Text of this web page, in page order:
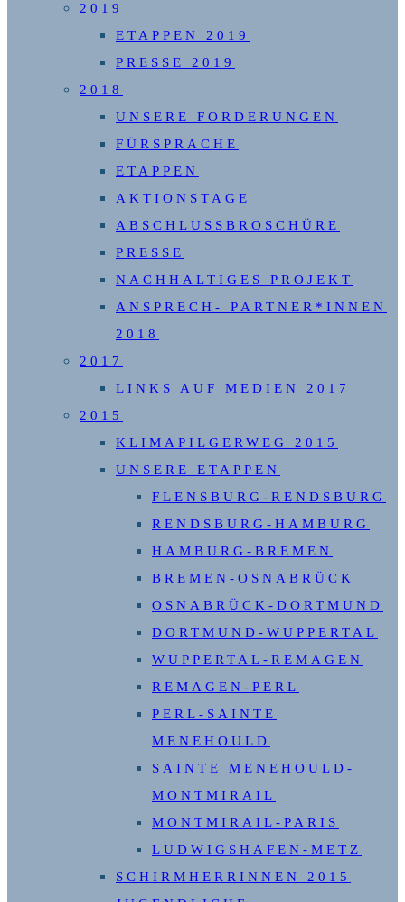
2019
ETAPPEN 2019
PRESSE 2019
2018
UNSERE FORDERUNGEN
FÜRSPRACHE
ETAPPEN
AKTIONSTAGE
ABSCHLUSSBROSCHÜRE
PRESSE
NACHHALTIGES PROJEKT
ANSPRECH- PARTNER*INNEN
2018
2017
LINKS AUF MEDIEN 2017
2015
KLIMAPILGERWEG 2015
UNSERE ETAPPEN
FLENSBURG-RENDSBURG
RENDSBURG-HAMBURG
HAMBURG-BREMEN
BREMEN-OSNABRÜCK
OSNABRÜCK-DORTMUND
DORTMUND-WUPPERTAL
WUPPERTAL-REMAGEN
REMAGEN-PERL
PERL-SAINTE
MENEHOULD
SAINTE MENEHOULD-
MONTMIRAIL
MONTMIRAIL-PARIS
LUDWIGSHAFEN-METZ
SCHIRMHERRINNEN 2015